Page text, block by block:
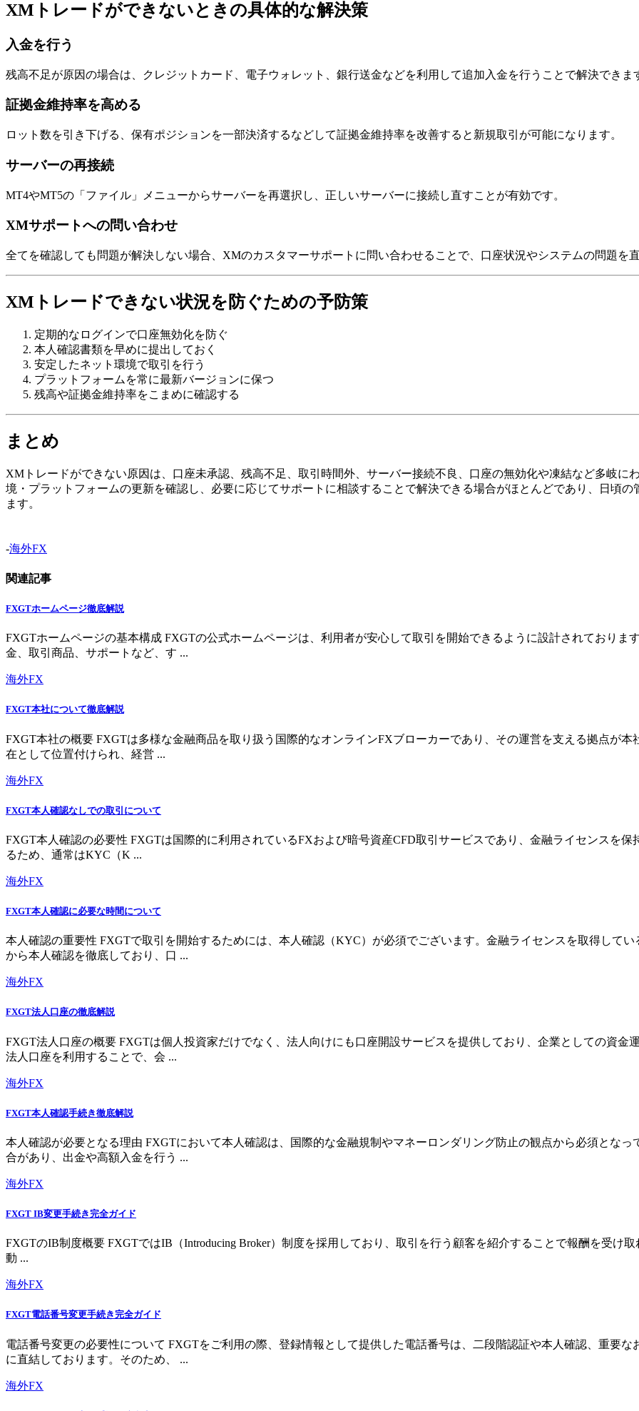
XMトレードができないときの具体的な解決策
入金を行う
残高不足が原因の場合は、クレジットカード、電子ウォレット、銀行送金などを利用して追加入金を行うことで解決できま
証拠金維持率を高める
ロット数を引き下げる、保有ポジションを一部決済するなどして証拠金維持率を改善すると新規取引が可能になります。
サーバーの再接続
MT4やMT5の「ファイル」メニューからサーバーを再選択し、正しいサーバーに接続し直すことが有効です。
XMサポートへの問い合わせ
全てを確認しても問題が解決しない場合、XMのカスタマーサポートに問い合わせることで、口座状況やシステムの問題を直
XMトレードできない状況を防ぐための予防策
定期的なログインで口座無効化を防ぐ
本人確認書類を早めに提出しておく
安定したネット環境で取引を行う
プラットフォームを常に最新バージョンに保つ
残高や証拠金維持率をこまめに確認する
まとめ
XMトレードができない原因は、口座未承認、残高不足、取引時間外、サーバー接続不良、口座の無効化や凍結など多岐に
境・プラットフォームの更新を確認し、必要に応じてサポートに相談することで解決できる場合がほとんどであり、日頃
ます。
-海外FX
関連記事
FXGTホームページ徹底解説
FXGTホームページの基本構成 FXGTの公式ホームページは、利用者が安心して取引を開始できるように設計されておりま
金、取引商品、サポートなど、す ...
海外FX
FXGT本社について徹底解説
FXGT本社の概要 FXGTは多様な金融商品を取り扱う国際的なオンラインFXブローカーであり、その運営を支える拠点が
在として位置付けられ、経営 ...
海外FX
FXGT本人確認なしでの取引について
FXGT本人確認の必要性 FXGTは国際的に利用されているFXおよび暗号資産CFD取引サービスであり、金融ライセンスを
るため、通常はKYC（K ...
海外FX
FXGT本人確認に必要な時間について
本人確認の重要性 FXGTで取引を開始するためには、本人確認（KYC）が必須でございます。金融ライセンスを取得して
から本人確認を徹底しており、口 ...
海外FX
FXGT法人口座の徹底解説
FXGT法人口座の概要 FXGTは個人投資家だけでなく、法人向けにも口座開設サービスを提供しており、企業としての資金
法人口座を利用することで、会 ...
海外FX
FXGT本人確認手続き徹底解説
本人確認が必要となる理由 FXGTにおいて本人確認は、国際的な金融規制やマネーロンダリング防止の観点から必須とな
合があり、出金や高額入金を行う ...
海外FX
FXGT IB変更手続き完全ガイド
FXGTのIB制度概要 FXGTではIB（Introducing Broker）制度を採用しており、取引を行う顧客を紹介することで報酬を受け
動 ...
海外FX
FXGT電話番号変更手続き完全ガイド
電話番号変更の必要性について FXGTをご利用の際、登録情報として提供した電話番号は、二段階認証や本人確認、重要
に直結しております。そのため、 ...
海外FX